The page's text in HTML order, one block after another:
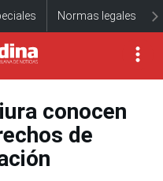
Normas legales
conocen
de